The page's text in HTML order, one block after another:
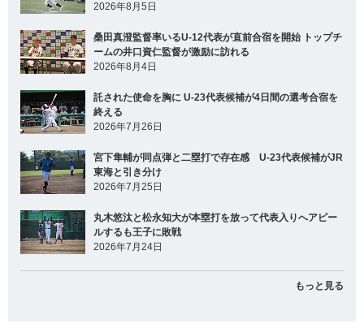
2026年8月5日
桑田真澄監督率いるU-12代表が直前合宿を開始 トップチ
ームの井口資仁監督が激励に訪れる
2026年8月4日
託された使命を胸に U-23代表候補が4日間の選考合宿を
終える
2026年7月26日
宮下隼輔が同点弾と二塁打で存在感 U-23代表候補がJR
東海と引き分け
2026年7月25日
丸木悠汰と松永知大が本塁打を放って代表入りへアピー
ルするも王子に敗戦
2026年7月24日
もっと見る